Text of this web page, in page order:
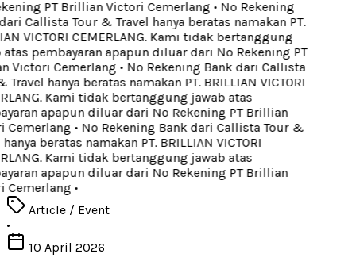
PT Brillian Victori Cemerlang• No Rekening
Callista Tour & Travel hanya beratas namakan PT.
VICTORI CEMERLANG. Kami tidak bertanggung
pembayaran apapun diluar dari No Rekening PT
Victori Cemerlang• No Rekening Bank dari Callista
hanya beratas namakan PT. BRILLIAN VICTORI
Kami tidak bertanggung jawab atas
apapun diluar dari No Rekening PT Brillian
• No Rekening Bank dari Callista Tour &
beratas namakan PT. BRILLIAN VICTORI
Kami tidak bertanggung jawab atas
apapun diluar dari No Rekening PT Brillian
•
Article / Event
•
10 April 2026